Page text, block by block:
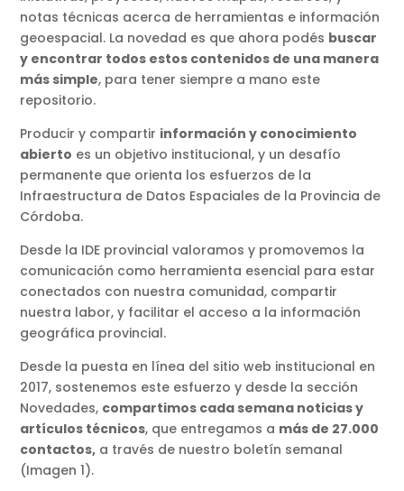
notas técnicas acerca de herramientas e información
geoespacial. La novedad es que ahora podés buscar
y encontrar todos estos contenidos de una manera
más simple, para tener siempre a mano este
repositorio.
Producir y compartir información y conocimiento
abierto es un objetivo institucional, y un desafío
permanente que orienta los esfuerzos de la
Infraestructura de Datos Espaciales de la Provincia de
Córdoba.
Desde la IDE provincial valoramos y promovemos la
comunicación como herramienta esencial para estar
conectados con nuestra comunidad, compartir
nuestra labor, y facilitar el acceso a la información
geográfica provincial.
Desde la puesta en línea del sitio web institucional en
2017, sostenemos este esfuerzo y desde la sección
Novedades, compartimos cada semana noticias y
artículos técnicos, que entregamos a más de 27.000
contactos, a través de nuestro boletín semanal
(Imagen 1).